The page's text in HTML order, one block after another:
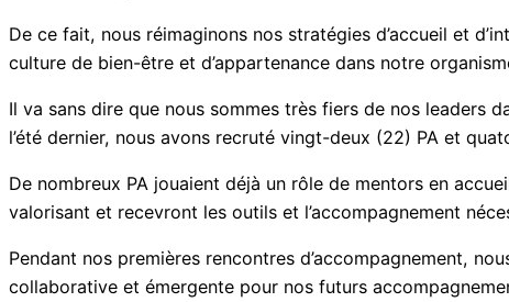
De ce fait, nous réimaginons nos stratégies d’accueil et
culture de bien-être et d’appartenance dans notre
Il va sans dire que nous sommes très fiers de nos leaders
l’été dernier, nous avons recruté vingt-deux (22) PA et
De nombreux PA jouaient déjà un rôle de mentors en
valorisant et recevront les outils et l’accompagnement
Pendant nos premières rencontres d’accompagnement,
collaborative et émergente pour nos futurs